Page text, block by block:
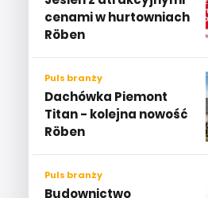
cenami w hurtowniach
Röben
Puls branży
Dachówka Piemont
Titan - kolejna nowość
Röben
Puls branży
Budownictwo